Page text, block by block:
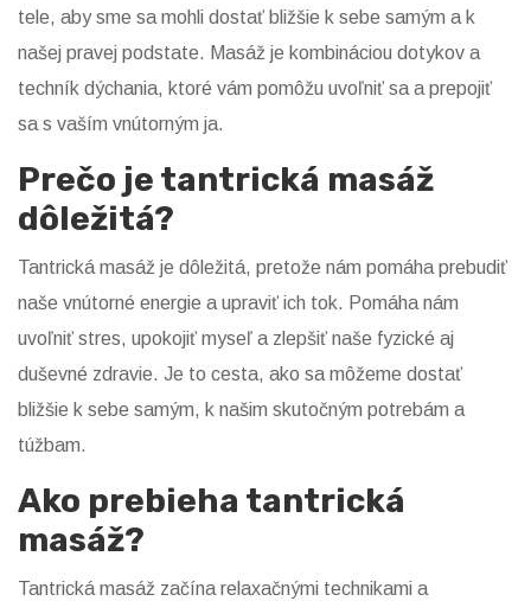
tele, aby sme sa mohli dostať bližšie k sebe samým a k
našej pravej podstate. Masáž je kombináciou dotykov a
techník dýchania, ktoré vám pomôžu uvoľniť sa a prepojiť
sa s vaším vnútorným ja.
Prečo je tantrická masáž
dôležitá?
Tantrická masáž je dôležitá, pretože nám pomáha prebudiť
naše vnútorné energie a upraviť ich tok. Pomáha nám
uvoľniť stres, upokojiť myseľ a zlepšiť naše fyzické aj
duševné zdravie. Je to cesta, ako sa môžeme dostať
bližšie k sebe samým, k našim skutočným potrebám a
túžbam.
Ako prebieha tantrická
masáž?
Tantrická masáž začína relaxačnými technikami a